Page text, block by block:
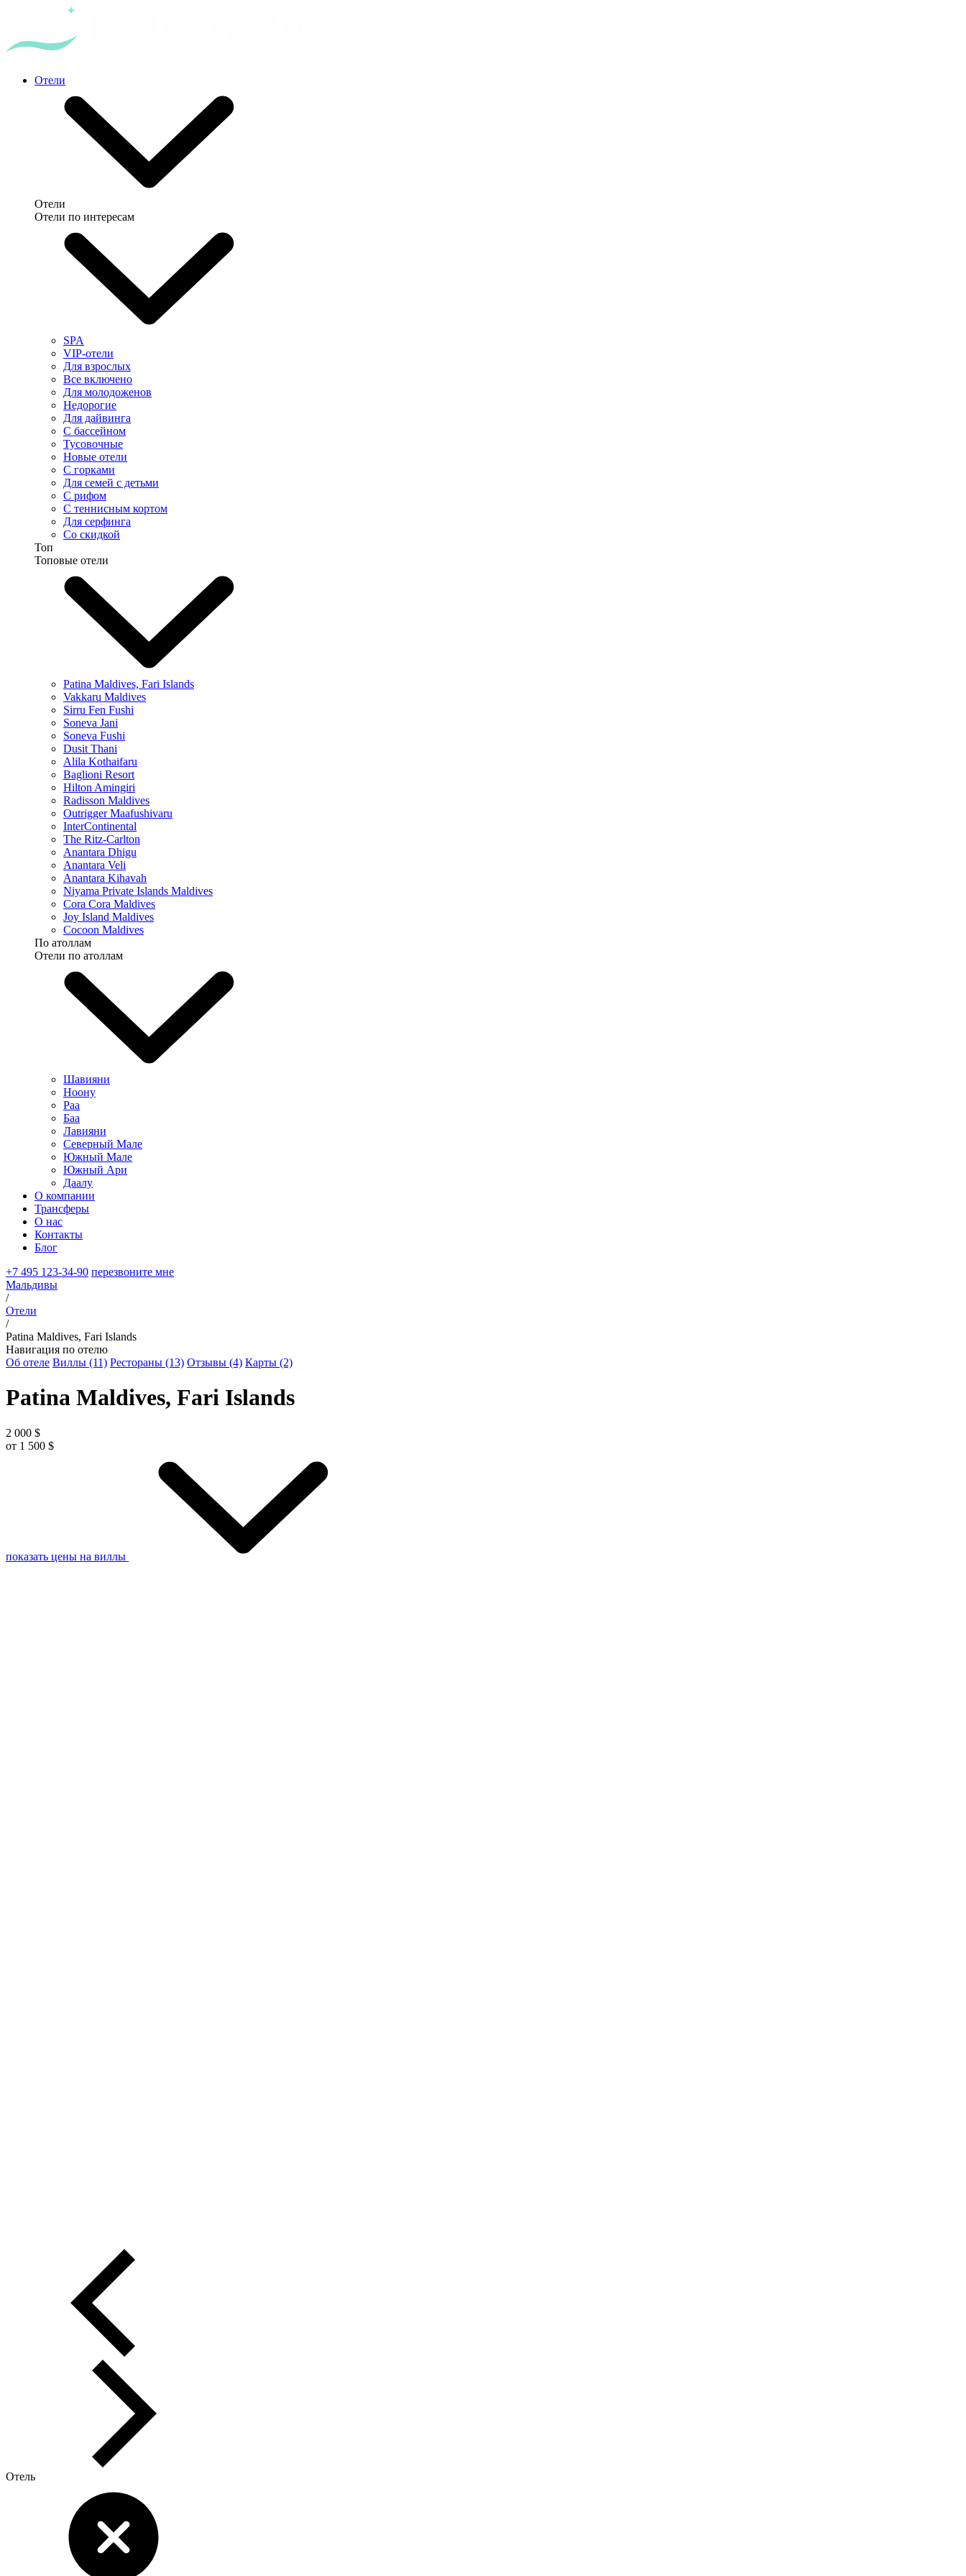
Отели
Отели
Отели по интересам
SPA
VIP-отели
Для взрослых
Все включено
Для молодоженов
Недорогие
Для дайвинга
С бассейном
Тусовочные
Новые отели
С горками
Для семей с детьми
С рифом
С теннисным кортом
Для серфинга
Со скидкой
Топ
Топовые отели
Patina Maldives, Fari Islands
Vakkaru Maldives
Sirru Fen Fushi
Soneva Jani
Soneva Fushi
Dusit Thani
Alila Kothaifaru
Baglioni Resort
Hilton Amingiri
Radisson Maldives
Outrigger Maafushivaru
InterContinental
The Ritz-Carlton
Anantara Dhigu
Anantara Veli
Anantara Kihavah
Niyama Private Islands Maldives
Cora Cora Maldives
Joy Island Maldives
Cocoon Maldives
По атоллам
Отели по атоллам
Шавияни
Ноону
Раа
Баа
Лавияни
Северный Мале
Южный Мале
Южный Ари
Даалу
О компании
Трансферы
О нас
Контакты
Блог
+7 495 123-34-90 перезвоните мне
Мальдивы
/
Отели
/
Patina Maldives, Fari Islands
Навигация по отелю
Об отеле Виллы (11) Рестораны (13) Отзывы (4) Карты (2)
Patina Maldives, Fari Islands
2 000 $
от 1 500 $
показать цены на виллы
Отель